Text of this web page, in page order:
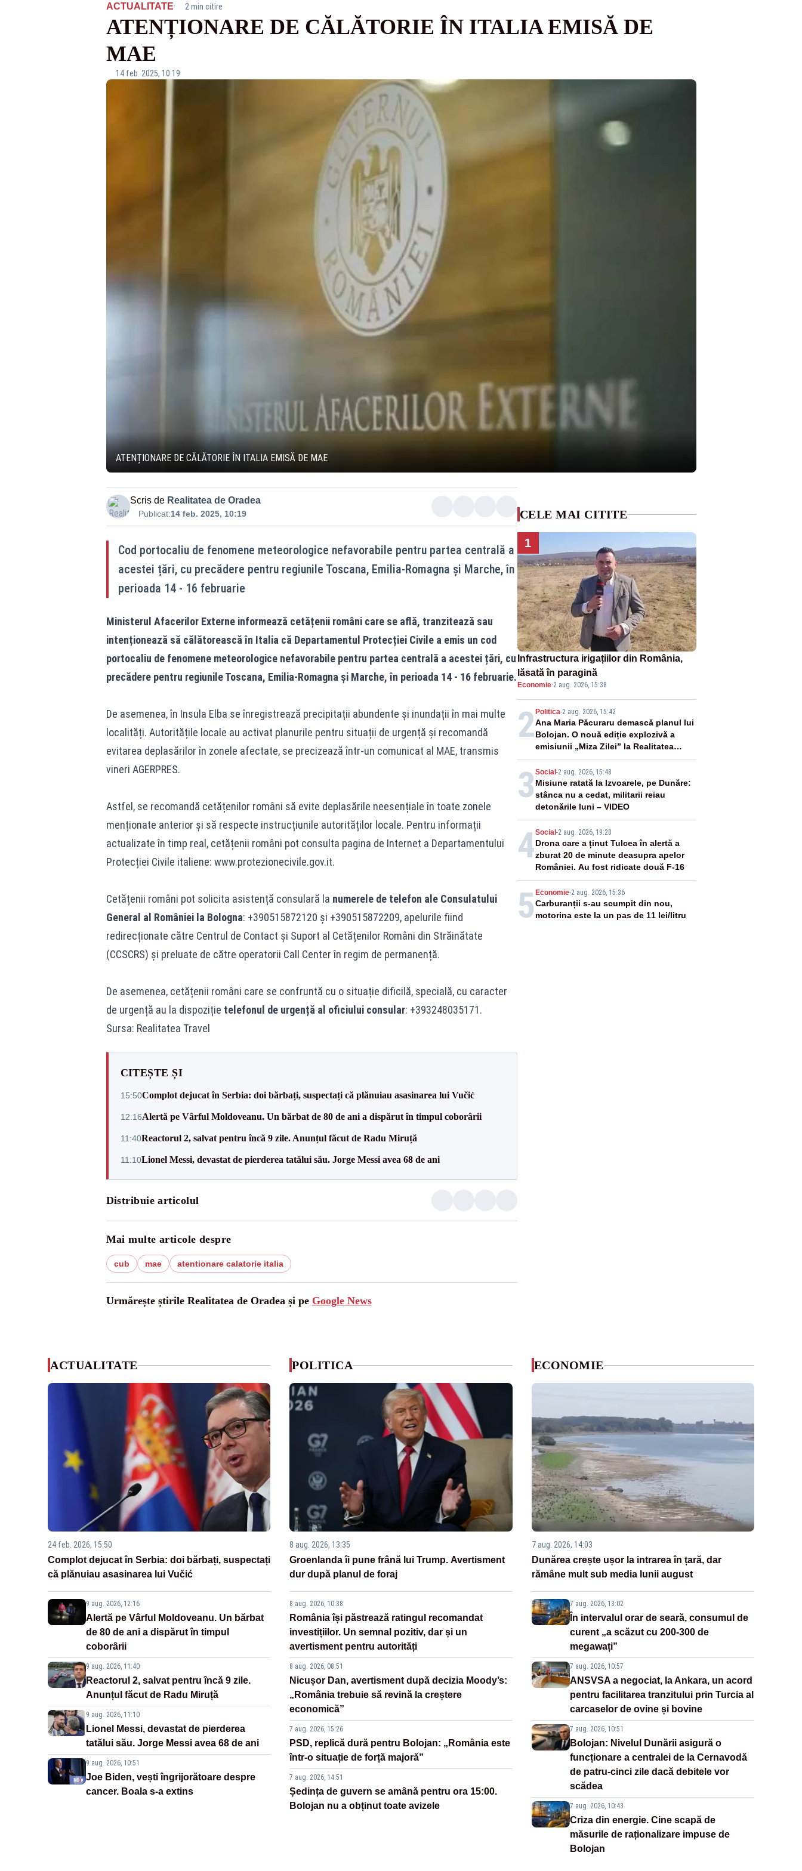
ACTUALITATE· 2 min citire
ATENȚIONARE DE CĂLĂTORIE ÎN ITALIA EMISĂ DE
MAE
14 feb. 2025, 10:19
ATENȚIONARE DE CĂLĂTORIE ÎN ITALIA EMISĂ DE MAE
Scris de Realitatea de Oradea
Publicat:14 feb. 2025, 10:19
Cod portocaliu de fenomene meteorologice nefavorabile pentru partea centrală a
acestei țări, cu precădere pentru regiunile Toscana, Emilia-Romagna și Marche, în
perioada 14 - 16 februarie
Ministerul Afacerilor Externe informează cetățenii români care se află, tranzitează sau
intenționează să călătorească în Italia că Departamentul Protecției Civile a emis un cod
portocaliu de fenomene meteorologice nefavorabile pentru partea centrală a acestei țări, cu
precădere pentru regiunile Toscana, Emilia-Romagna și Marche, în perioada 14 - 16 februarie.
De asemenea, în Insula Elba se înregistrează precipitații abundente și inundații în mai multe
localități. Autoritățile locale au activat planurile pentru situații de urgență și recomandă
evitarea deplasărilor în zonele afectate, se precizează într-un comunicat al MAE, transmis
vineri AGERPRES.
Astfel, se recomandă cetățenilor români să evite deplasările neesențiale în toate zonele
menționate anterior și să respecte instrucțiunile autorităților locale. Pentru informații
actualizate în timp real, cetățenii români pot consulta pagina de Internet a Departamentului
Protecției Civile italiene: www.protezionecivile.gov.it.
Cetățenii români pot solicita asistență consulară la numerele de telefon ale Consulatului
General al României la Bologna: +390515872120 și +390515872209, apelurile fiind
redirecționate către Centrul de Contact și Suport al Cetățenilor Români din Străinătate
(CCSCRS) și preluate de către operatorii Call Center în regim de permanență.
De asemenea, cetățenii români care se confruntă cu o situație dificilă, specială, cu caracter
de urgență au la dispoziție telefonul de urgență al oficiului consular: +393248035171.
Sursa: Realitatea Travel
CITEȘTE ȘI
15:50Complot dejucat în Serbia: doi bărbați, suspectați că plănuiau asasinarea lui Vučić
12:16Alertă pe Vârful Moldoveanu. Un bărbat de 80 de ani a dispărut în timpul coborârii
11:40Reactorul 2, salvat pentru încă 9 zile. Anunțul făcut de Radu Miruță
11:10Lionel Messi, devastat de pierderea tatălui său. Jorge Messi avea 68 de ani
Distribuie articolul
Mai multe articole despre
cub mae atentionare calatorie italia
Urmărește știrile Realitatea de Oradea și pe Google News
CELE MAI CITITE
1
Infrastructura irigațiilor din România,
lăsată în paragină
Economie·2 aug. 2026, 15:38
2 Politica-2 aug. 2026, 15:42
Ana Maria Păcuraru demască planul lui
Bolojan. O nouă ediție explozivă a
emisiunii „Miza Zilei” la Realitatea
PLUS
3 Social -2 aug. 2026, 15:48
Misiune ratată la Izvoarele, pe Dunăre:
stânca nu a cedat, militarii reiau
detonările luni – VIDEO
4Social -2 aug. 2026, 19:28
Drona care a ținut Tulcea în alertă a
zburat 20 de minute deasupra apelor
României. Au fost ridicate două F-16
5 Economie-2 aug. 2026, 15:36
Carburanții s-au scumpit din nou,
motorina este la un pas de 11 lei/litru
ACTUALITATE
24 feb. 2026, 15:50
Complot dejucat în Serbia: doi bărbați, suspectați
că plănuiau asasinarea lui Vučić
9 aug. 2026, 12:16
Alertă pe Vârful Moldoveanu. Un bărbat
de 80 de ani a dispărut în timpul
coborârii
9 aug. 2026, 11:40
Reactorul 2, salvat pentru încă 9 zile.
Anunțul făcut de Radu Miruță
9 aug. 2026, 11:10
Lionel Messi, devastat de pierderea
tatălui său. Jorge Messi avea 68 de ani
9 aug. 2026, 10:51
Joe Biden, vești îngrijorătoare despre
cancer. Boala s-a extins
POLITICA
8 aug. 2026, 13:35
Groenlanda îi pune frână lui Trump. Avertisment
dur după planul de foraj
8 aug. 2026, 10:38
România își păstrează ratingul recomandat
investițiilor. Un semnal pozitiv, dar și un
avertisment pentru autorități
8 aug. 2026, 08:51
Nicușor Dan, avertisment după decizia Moody’s:
„România trebuie să revină la creștere
economică”
7 aug. 2026, 15:26
PSD, replică dură pentru Bolojan: „România este
într-o situație de forță majoră”
7 aug. 2026, 14:51
Ședința de guvern se amână pentru ora 15:00.
Bolojan nu a obținut toate avizele
ECONOMIE
7 aug. 2026, 14:03
Dunărea crește ușor la intrarea în țară, dar
rămâne mult sub media lunii august
7 aug. 2026, 13:02
În intervalul orar de seară, consumul de
curent „a scăzut cu 200-300 de
megawați”
7 aug. 2026, 10:57
ANSVSA a negociat, la Ankara, un acord
pentru facilitarea tranzitului prin Turcia al
carcaselor de ovine și bovine
7 aug. 2026, 10:51
Bolojan: Nivelul Dunării asigură o
funcționare a centralei de la Cernavodă
de patru-cinci zile dacă debitele vor
scădea
7 aug. 2026, 10:43
Criza din energie. Cine scapă de
măsurile de raționalizare impuse de
Bolojan